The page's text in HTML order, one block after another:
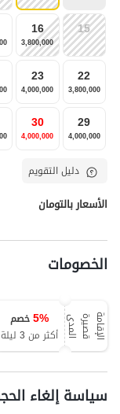
15
16
3,800,000
22
3,800,000
23
4,000,000
29
4,000,000
30
4,000,000
دليل التقويم
الأسعار بالتومان
الخصومات
ا
ل
إ
ق
ا
م
ة
ق
ص
ي
ر
ة
ا
ل
م
د ى 5% خصم
أكثر من 3 ليلة
سياسة إلغاء